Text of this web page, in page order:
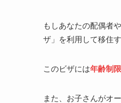
もしあなたの配偶者
ザ」を利用して移住
このビザには年齢制
また、お子さんがオ